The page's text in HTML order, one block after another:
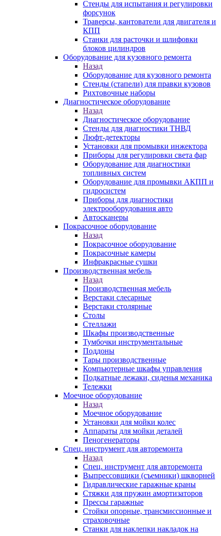
Стенды для испытания и регулировки
форсунок
Траверсы, кантователи для двигателя и
КПП
Станки для расточки и шлифовки
блоков цилиндров
Оборудование для кузовного ремонта
Назад
Оборудование для кузовного ремонта
Стенды (стапели) для правки кузовов
Рихтовочные наборы
Диагностическое оборудование
Назад
Диагностическое оборудование
Стенды для диагностики ТНВД
Люфт-детекторы
Установки для промывки инжектора
Приборы для регулировки света фар
Оборудование для диагностики
топливных систем
Оборудование для промывки АКПП и
гидросистем
Приборы для диагностики
электрооборудования авто
Автосканеры
Покрасочное оборудование
Назад
Покрасочное оборудование
Покрасочные камеры
Инфракрасные сушки
Производственная мебель
Назад
Производственная мебель
Верстаки слесарные
Верстаки столярные
Столы
Стеллажи
Шкафы производственные
Тумбочки инструментальные
Поддоны
Тары производственные
Компьютерные шкафы управления
Подкатные лежаки, сиденья механика
Тележки
Моечное оборудование
Назад
Моечное оборудование
Установки для мойки колес
Аппараты для мойки деталей
Пеногенераторы
Спец. инструмент для авторемонта
Назад
Спец. инструмент для авторемонта
Выпрессовщики (съемники) шкворней
Гидравлические гаражные краны
Стяжки для пружин амортизаторов
Прессы гаражные
Стойки опорные, трансмиссионные и
страховочные
Станки для наклепки накладок на